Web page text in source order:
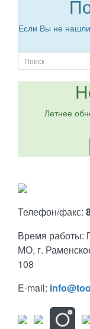
Если Вы не нашли
Летнее
Телефон/факс:
Время работы:
МО, г.
108
E-mail: